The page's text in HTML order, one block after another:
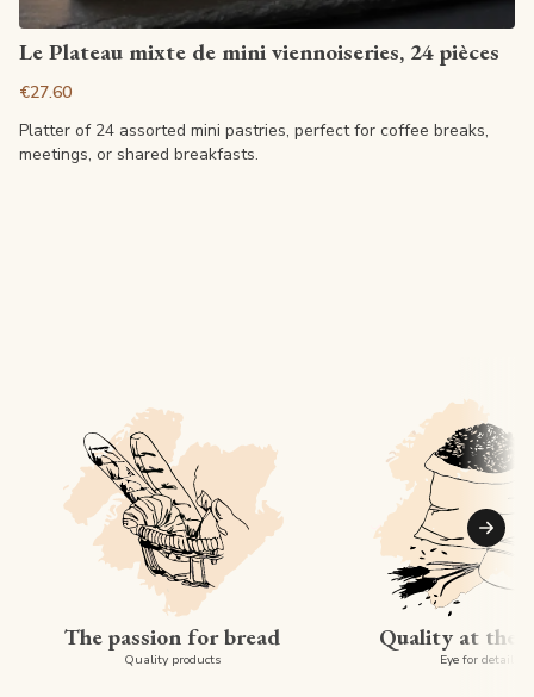
View article
Le Plateau mixte de mini viennoiseries, 24 pièces
€27.60
Platter of 24 assorted mini pastries, perfect for coffee breaks,
meetings, or shared breakfasts.
The passion for bread
Quality products
Quality at the
Eye for detail